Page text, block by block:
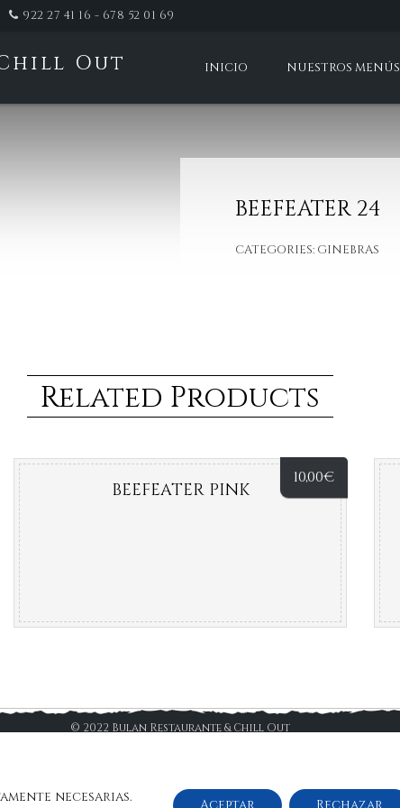
922 27 41 16 - 678 52 01 69
Out INICIO NUESTROS MENÚS
BEEFEATER 24
CATEGORIES: GINEBRAS
Related Products
10,00€
BEEFEATER PINK
© 2022 Bulan Restaurante & Chill Out
necesarias.